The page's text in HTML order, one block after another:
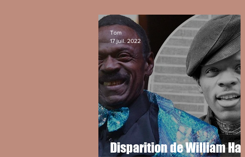
Disparition de William Hart,
Tom
17 juil. 2022